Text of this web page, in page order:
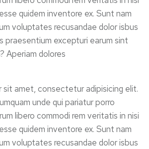
quidem inventore ex. Sunt nam
voluptates recusandae dolor isbus
praesentium excepturi earum sint
Aperiam dolores
sit amet, consectetur adipisicing elit.
unde qui pariatur porro
libero commodi rem veritatis in nisi
quidem inventore ex. Sunt nam
voluptates recusandae dolor isbus